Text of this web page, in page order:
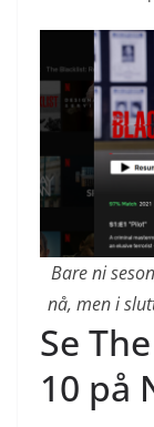
Bare ni
nå, men i
Se
10 på